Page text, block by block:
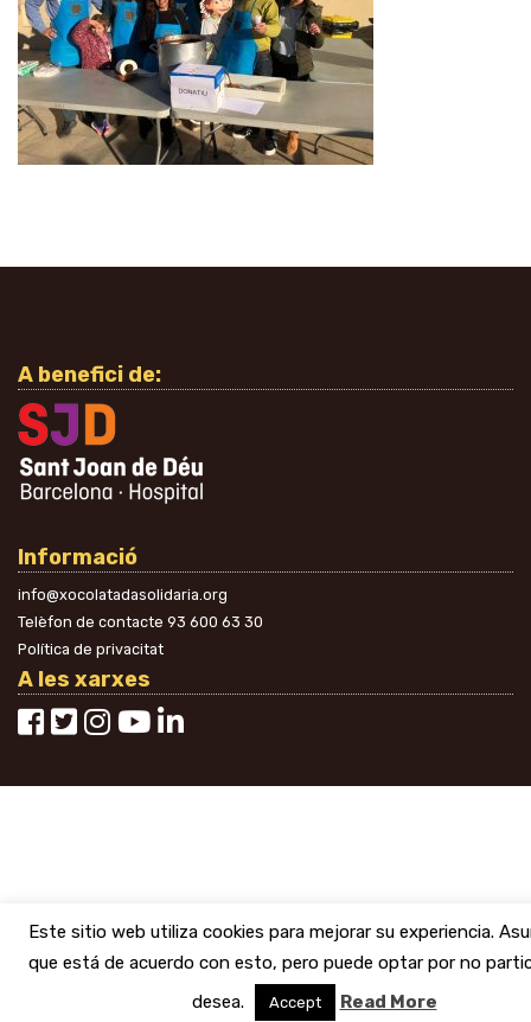
A benefici de:
Informació
info@xocolatadasolidaria.org
Telèfon de contacte 93 600 63 30
Política de privacitat
A les xarxes
Este sitio web utiliza cookies para mejorar su experiencia.
que está de acuerdo con esto, pero puede optar por no
desea.
Accept Read More